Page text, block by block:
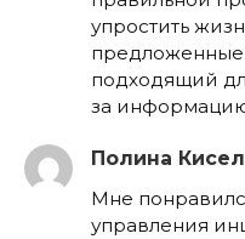
упростить
предложенные
подходящий
за
Полина
Мне
управления